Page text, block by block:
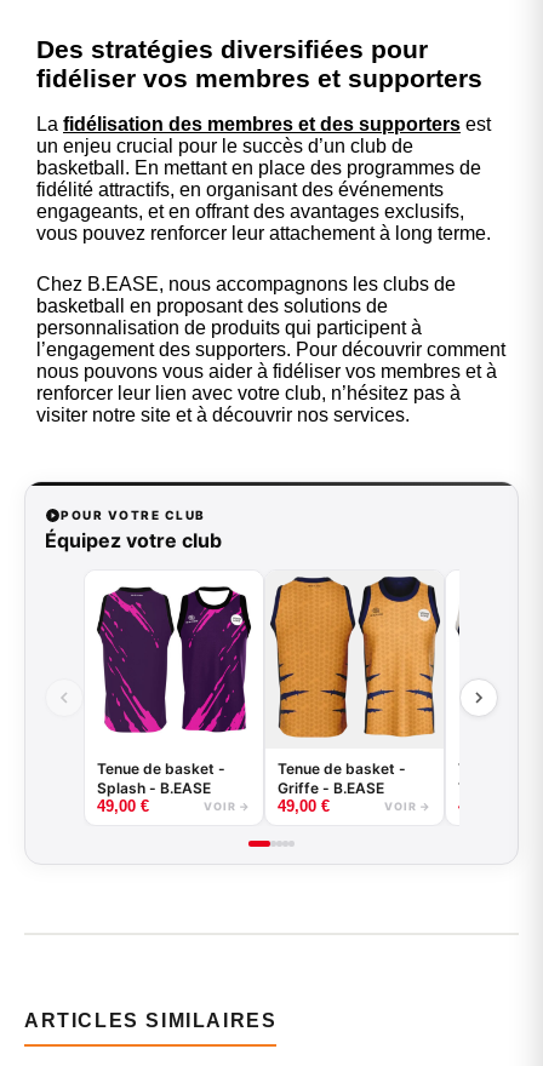
Des stratégies diversifiées pour
fidéliser vos membres et supporters
La fidélisation des membres et des supporters est
un enjeu crucial pour le succès d’un club de
basketball. En mettant en place des programmes de
fidélité attractifs, en organisant des événements
engageants, et en offrant des avantages exclusifs,
vous pouvez renforcer leur attachement à long terme.
Chez B.EASE, nous accompagnons les clubs de
basketball en proposant des solutions de
personnalisation de produits qui participent à
l’engagement des supporters. Pour découvrir comment
nous pouvons vous aider à fidéliser vos membres et à
renforcer leur lien avec votre club, n’hésitez pas à
visiter notre site et à découvrir nos services.
POUR VOTRE CLUB
Équipez votre club
Tenue de basket -
Splash - B.EASE
49,00 € VOIR →
Tenue de basket -
Griffe - B.EASE
49,00 € VOIR →
Tenue de
Tiger -
49,00
ARTICLES SIMILAIRES